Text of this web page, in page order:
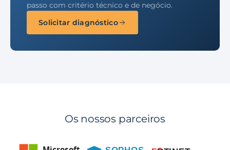
passo com critério técnico e de negócio.
Solicitar diagnóstico
Os nossos parceiros